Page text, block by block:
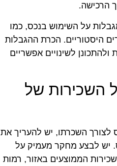
הרכישה.
על השימוש בנכס, כמו
היסטוריים. הכרת ההגבלות
לשינויים אפשריים
השכירות של
השכרתו, יש להעריך את
יש לבצע מחקר מעמיק על
הממוצעים באזור, רמות